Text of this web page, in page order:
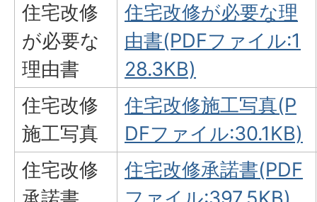
住宅改修
が必要な
理由書
住宅改修が必要な理
由書(PDFファイル:1
28.3KB)
住宅改修
施工写真
住宅改修施工写真(P
DFファイル:30.1KB)
住宅改修
住宅改修承諾書(PDF